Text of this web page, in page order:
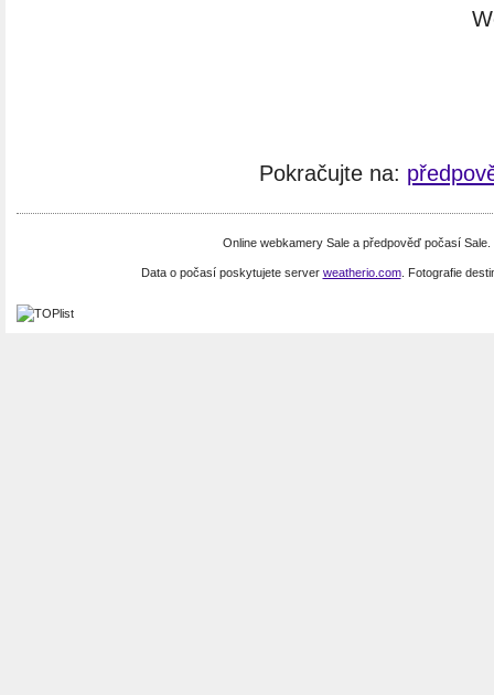
Pokračujte na:
Online webkamery Sale a předpověď počasí
Data o počasí poskytujete server weatherio.com. Fotografie